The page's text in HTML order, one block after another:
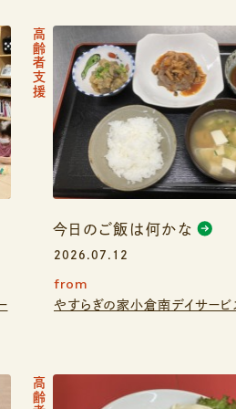
今日のご飯は何かな
2026.07.12
from
やすらぎの家小倉南デイサービ
高齢者支援